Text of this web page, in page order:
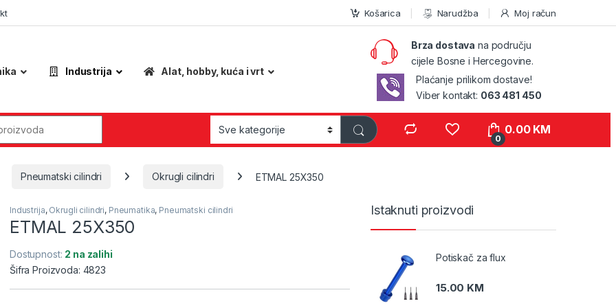
Košarica Narudžba Moj račun
Industrija Alat, hobby, kuća i vrt
Brza dostava na području
cijele Bosne i Hercegovine.
Plaćanje prilikom dostave!
Viber kontakt: 063 481 450
0
0.00 KM
Pneumatski cilindri Okrugli cilindri ETMAL 25X350
Industrija, Okrugli cilindri, Pneumatika, Pneumatski cilindri
ETMAL 25X350
Dostupnost: 2 na zalihi
Šifra Proizvoda: 4823
Istaknuti proizvodi
Potiskač za flux
15.00 KM